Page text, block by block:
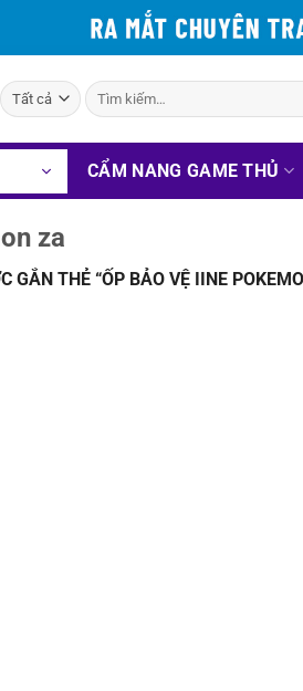
Tìm
kiếm:
CẨM NANG GAME THỦ
za
GẮN THẺ “ỐP BẢO VỆ IINE